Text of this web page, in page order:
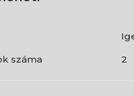
száma
2